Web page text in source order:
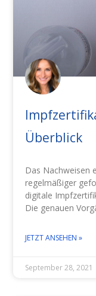
Überblick
Das Nachweisen
regelmäßiger
digitale
Die genauen
JETZT ANSEHEN »
September 28, 2021